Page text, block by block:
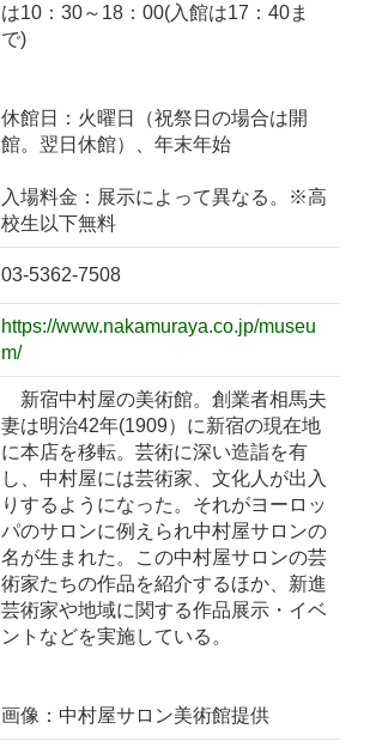
は10：30～18：00(入館は17：40ま
で)
休館日：火曜日（祝祭日の場合は開
館。翌日休館）、年末年始
入場料金：展示によって異なる。※高
校生以下無料
03-5362-7508
https://www.nakamuraya.co.jp/museu
m/
新宿中村屋の美術館。創業者相馬夫
妻は明治42年(1909）に新宿の現在地
に本店を移転。芸術に深い造詣を有
し、中村屋には芸術家、文化人が出入
りするようになった。それがヨーロッ
パのサロンに例えられ中村屋サロンの
名が生まれた。この中村屋サロンの芸
術家たちの作品を紹介するほか、新進
芸術家や地域に関する作品展示・イベ
ントなどを実施している。
画像：中村屋サロン美術館提供